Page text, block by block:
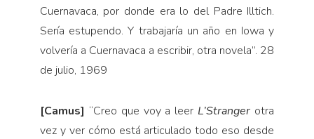
Cuernavaca, por donde era lo del Padre Illtich.
Sería estupendo. Y trabajaría un año en Iowa y
volvería a Cuernavaca a escribir, otra no­vela”. 28
de julio, 1969
[Camus] “Creo que voy a leer L’Stranger otra
vez y ver cómo está articulado todo eso desde